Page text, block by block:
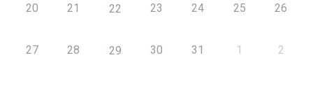
20 21 22 23 24 25 26
27 28 29 30 31 1 2